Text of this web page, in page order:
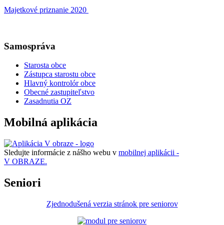
Majetkové priznanie 2020
Samospráva
Starosta obce
Zástupca starostu obce
Hlavný kontrolór obce
Obecné zastupiteľstvo
Zasadnutia OZ
Mobilná aplikácia
Sledujte informácie z nášho webu v mobilnej aplikácii -
V OBRAZE.
Seniori
Zjednodušená verzia stránok pre seniorov